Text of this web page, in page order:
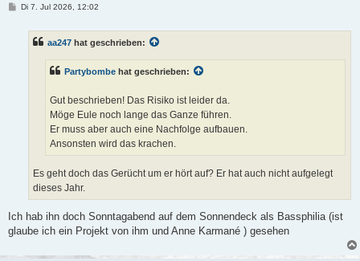
BDi 7. Jul 2026, 12:02
aa247 hat geschrieben:
Partybombe hat geschrieben:
Gut beschrieben! Das Risiko ist leider da.
Möge Eule noch lange das Ganze führen.
Er muss aber auch eine Nachfolge aufbauen.
Ansonsten wird das krachen.
Es geht doch das Gerücht um er hört auf? Er hat auch nicht aufgelegt
dieses Jahr.
Ich hab ihn doch Sonntagabend auf dem Sonnendeck als Bassphilia (ist
glaube ich ein Projekt von ihm und Anne Karmané ) gesehen